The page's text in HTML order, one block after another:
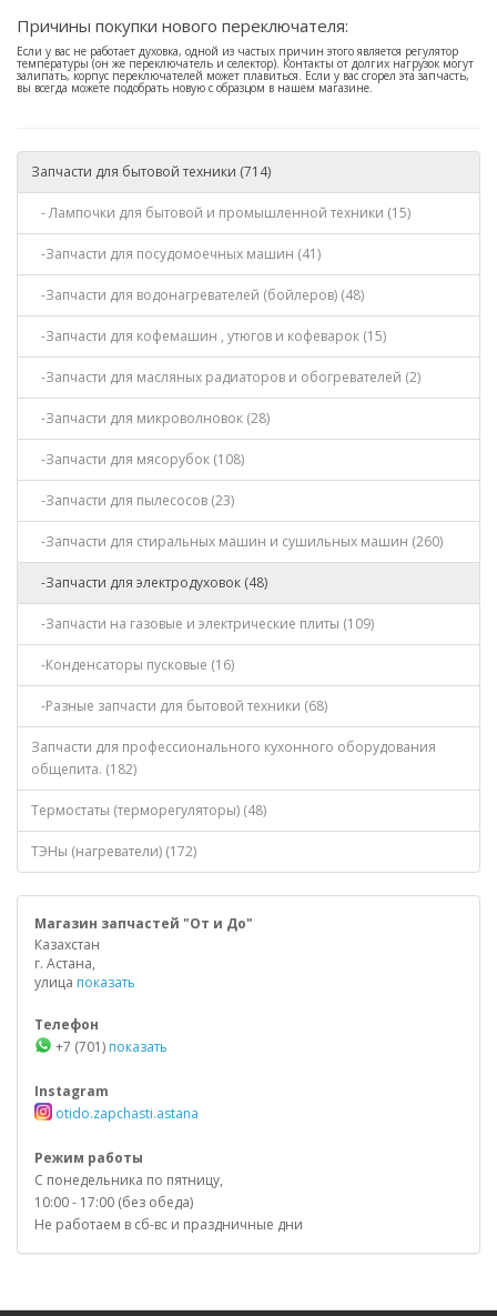
Причины покупки нового переключателя:
Если у вас не работает духовка, одной из частых причин этого является регулятор
температуры (он же переключатель и селектор). Контакты от долгих нагрузок могут
залипать, корпус переключателей может плавиться. Если у вас сгорел эта запчасть,
вы всегда можете подобрать новую с образцом в нашем магазине.
Запчасти для бытовой техники (714)
- Лампочки для бытовой и промышленной техники (15)
-Запчасти для посудомоечных машин (41)
-Запчасти для водонагревателей (бойлеров) (48)
-Запчасти для кофемашин , утюгов и кофеварок (15)
-Запчасти для масляных радиаторов и обогревателей (2)
-Запчасти для микроволновок (28)
-Запчасти для мясорубок (108)
-Запчасти для пылесосов (23)
-Запчасти для стиральных машин и сушильных машин (260)
-Запчасти для электродуховок (48)
-Запчасти на газовые и электрические плиты (109)
-Конденсаторы пусковые (16)
-Разные запчасти для бытовой техники (68)
Запчасти для профессионального кухонного оборудования
общепита. (182)
Термостаты (терморегуляторы) (48)
ТЭНы (нагреватели) (172)
Магазин запчастей "От и До"
Казахстан
г. Астана,
улица показать
Телефон
+7 (701) показать
Instagram
otido.zapchasti.astana
Режим работы
С понедельника по пятницу,
10:00 - 17:00 (без обеда)
Не работаем в сб-вс и праздничные дни